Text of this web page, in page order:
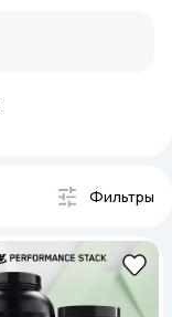
Фильтры